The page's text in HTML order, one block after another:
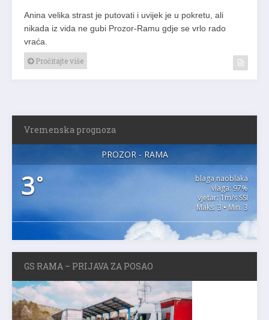
Anina velika strast je putovati i uvijek je u pokretu, ali
nikada iz vida ne gubi Prozor-Ramu gdje se vrlo rado
vraća.
Pročitajte više
Vremenska prognoza
PROZOR - RAMA
3°
blaga naoblaka
vlaga: 97%
vjetar: 1m/s SSI
Maks. 3 • Min. 3
GS RAMA – PRIJAVA ZA POSAO